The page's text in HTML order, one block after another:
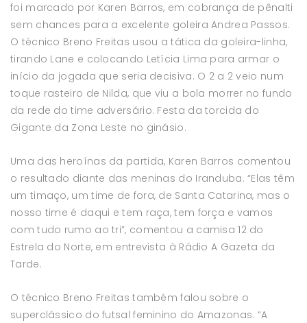
foi marcado por Karen Barros, em cobrança de pênalti
sem chances para a excelente goleira Andrea Passos.
O técnico Breno Freitas usou a tática da goleira-linha,
tirando Lane e colocando Letícia Lima para armar o
início da jogada que seria decisiva. O 2 a 2 veio num
toque rasteiro de Nilda, que viu a bola morrer no fundo
da rede do time adversário. Festa da torcida do
Gigante da Zona Leste no ginásio.
Uma das heroínas da partida, Karen Barros comentou
o resultado diante das meninas do Iranduba. “Elas têm
um timaço, um time de fora, de Santa Catarina, mas o
nosso time é daqui e tem raça, tem força e vamos
com tudo rumo ao tri”, comentou a camisa 12 do
Estrela do Norte, em entrevista à Rádio A Gazeta da
Tarde.
O técnico Breno Freitas também falou sobre o
superclássico do futsal feminino do Amazonas. “A